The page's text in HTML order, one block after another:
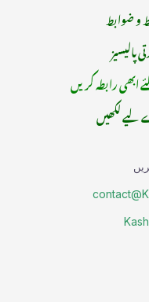
و ضوابط
پالیسیز
ابھی رابطہ کریں
لکھیں